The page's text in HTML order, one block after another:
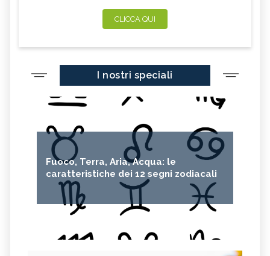
CLICCA QUI
I nostri speciali
Fuoco, Terra, Aria, Acqua: le
caratteristiche dei 12 segni zodiacali